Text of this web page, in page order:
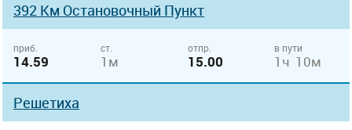
392 Км Остановочный Пункт
приб.
14.59
ст.
1м
отпр.
15.00
в пути
1ч 10м
Решетиха